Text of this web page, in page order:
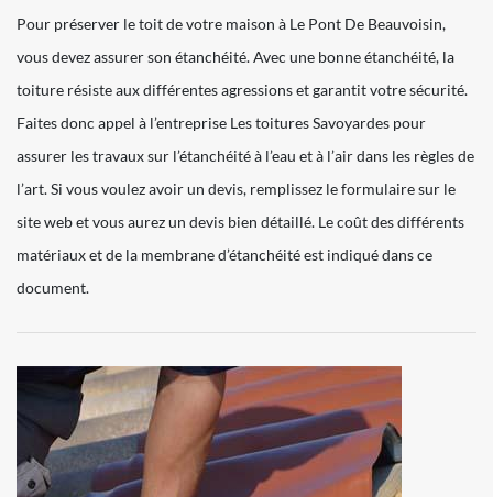
Pour préserver le toit de votre maison à Le Pont De Beauvoisin,
vous devez assurer son étanchéité. Avec une bonne étanchéité, la
toiture résiste aux différentes agressions et garantit votre sécurité.
Faites donc appel à l’entreprise Les toitures Savoyardes pour
assurer les travaux sur l’étanchéité à l’eau et à l’air dans les règles de
l’art. Si vous voulez avoir un devis, remplissez le formulaire sur le
site web et vous aurez un devis bien détaillé. Le coût des différents
matériaux et de la membrane d’étanchéité est indiqué dans ce
document.